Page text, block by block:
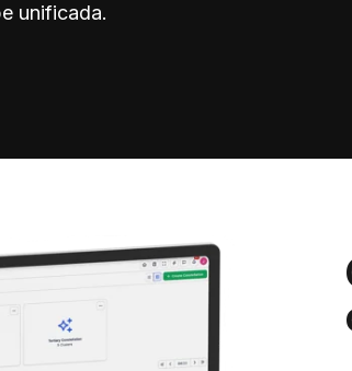
unificada.